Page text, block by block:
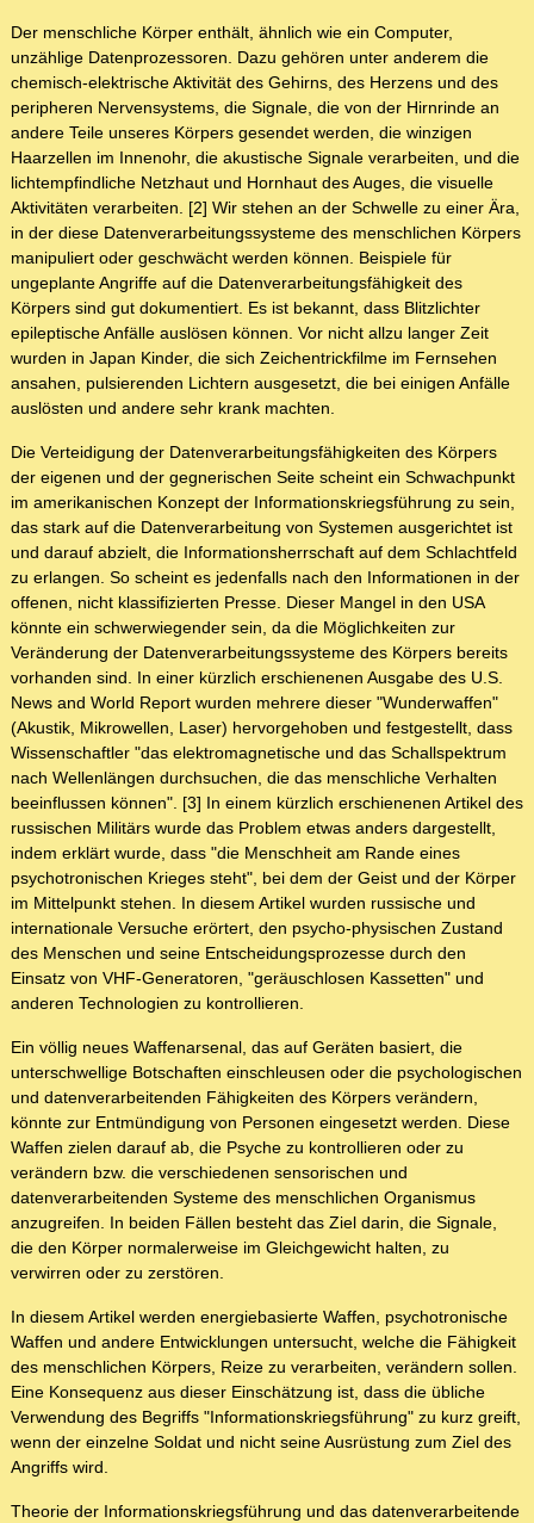
Der menschliche Körper enthält, ähnlich wie ein Computer,
unzählige Datenprozessoren. Dazu gehören unter anderem die
chemisch-elektrische Aktivität des Gehirns, des Herzens und des
peripheren Nervensystems, die Signale, die von der Hirnrinde an
andere Teile unseres Körpers gesendet werden, die winzigen
Haarzellen im Innenohr, die akustische Signale verarbeiten, und die
lichtempfindliche Netzhaut und Hornhaut des Auges, die visuelle
Aktivitäten verarbeiten. [2] Wir stehen an der Schwelle zu einer Ära,
in der diese Datenverarbeitungssysteme des menschlichen Körpers
manipuliert oder geschwächt werden können. Beispiele für
ungeplante Angriffe auf die Datenverarbeitungsfähigkeit des
Körpers sind gut dokumentiert. Es ist bekannt, dass Blitzlichter
epileptische Anfälle auslösen können. Vor nicht allzu langer Zeit
wurden in Japan Kinder, die sich Zeichentrickfilme im Fernsehen
ansahen, pulsierenden Lichtern ausgesetzt, die bei einigen Anfälle
auslösten und andere sehr krank machten.
Die Verteidigung der Datenverarbeitungsfähigkeiten des Körpers
der eigenen und der gegnerischen Seite scheint ein Schwachpunkt
im amerikanischen Konzept der Informationskriegsführung zu sein,
das stark auf die Datenverarbeitung von Systemen ausgerichtet ist
und darauf abzielt, die Informationsherrschaft auf dem Schlachtfeld
zu erlangen. So scheint es jedenfalls nach den Informationen in der
offenen, nicht klassifizierten Presse. Dieser Mangel in den USA
könnte ein schwerwiegender sein, da die Möglichkeiten zur
Veränderung der Datenverarbeitungssysteme des Körpers bereits
vorhanden sind. In einer kürzlich erschienenen Ausgabe des U.S.
News and World Report wurden mehrere dieser "Wunderwaffen"
(Akustik, Mikrowellen, Laser) hervorgehoben und festgestellt, dass
Wissenschaftler "das elektromagnetische und das Schallspektrum
nach Wellenlängen durchsuchen, die das menschliche Verhalten
beeinflussen können". [3] In einem kürzlich erschienenen Artikel des
russischen Militärs wurde das Problem etwas anders dargestellt,
indem erklärt wurde, dass "die Menschheit am Rande eines
psychotronischen Krieges steht", bei dem der Geist und der Körper
im Mittelpunkt stehen. In diesem Artikel wurden russische und
internationale Versuche erörtert, den psycho-physischen Zustand
des Menschen und seine Entscheidungsprozesse durch den
Einsatz von VHF-Generatoren, "geräuschlosen Kassetten" und
anderen Technologien zu kontrollieren.
Ein völlig neues Waffenarsenal, das auf Geräten basiert, die
unterschwellige Botschaften einschleusen oder die psychologischen
und datenverarbeitenden Fähigkeiten des Körpers verändern,
könnte zur Entmündigung von Personen eingesetzt werden. Diese
Waffen zielen darauf ab, die Psyche zu kontrollieren oder zu
verändern bzw. die verschiedenen sensorischen und
datenverarbeitenden Systeme des menschlichen Organismus
anzugreifen. In beiden Fällen besteht das Ziel darin, die Signale,
die den Körper normalerweise im Gleichgewicht halten, zu
verwirren oder zu zerstören.
In diesem Artikel werden energiebasierte Waffen, psychotronische
Waffen und andere Entwicklungen untersucht, welche die Fähigkeit
des menschlichen Körpers, Reize zu verarbeiten, verändern sollen.
Eine Konsequenz aus dieser Einschätzung ist, dass die übliche
Verwendung des Begriffs "Informationskriegsführung" zu kurz greift,
wenn der einzelne Soldat und nicht seine Ausrüstung zum Ziel des
Angriffs wird.
Theorie der Informationskriegsführung und das datenverarbeitende